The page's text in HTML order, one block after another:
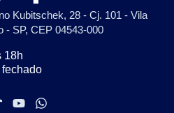
Kubitschek, 28 - Cj. 101 - Vila
- SP, CEP 04543-000
18h